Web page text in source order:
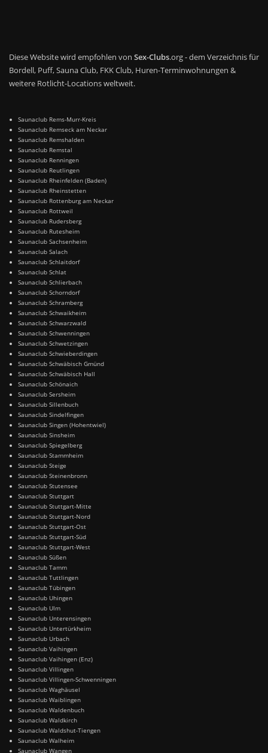
Diese Website wird empfohlen von Sex-Clubs.org - dem Verzeichnis für
Bordell, Puff, Sauna Club, FKK Club, Huren-Terminwohnungen &
weitere Rotlicht-Locations weltweit.
Saunaclub Rems-Murr-Kreis
Saunaclub Remseck am Neckar
Saunaclub Remshalden
Saunaclub Remstal
Saunaclub Renningen
Saunaclub Reutlingen
Saunaclub Rheinfelden (Baden)
Saunaclub Rheinstetten
Saunaclub Rottenburg am Neckar
Saunaclub Rottweil
Saunaclub Rudersberg
Saunaclub Rutesheim
Saunaclub Sachsenheim
Saunaclub Salach
Saunaclub Schlaitdorf
Saunaclub Schlat
Saunaclub Schlierbach
Saunaclub Schorndorf
Saunaclub Schramberg
Saunaclub Schwaikheim
Saunaclub Schwarzwald
Saunaclub Schwenningen
Saunaclub Schwetzingen
Saunaclub Schwieberdingen
Saunaclub Schwäbisch Gmünd
Saunaclub Schwäbisch Hall
Saunaclub Schönaich
Saunaclub Sersheim
Saunaclub Sillenbuch
Saunaclub Sindelfingen
Saunaclub Singen (Hohentwiel)
Saunaclub Sinsheim
Saunaclub Spiegelberg
Saunaclub Stammheim
Saunaclub Steige
Saunaclub Steinenbronn
Saunaclub Stutensee
Saunaclub Stuttgart
Saunaclub Stuttgart-Mitte
Saunaclub Stuttgart-Nord
Saunaclub Stuttgart-Ost
Saunaclub Stuttgart-Süd
Saunaclub Stuttgart-West
Saunaclub Süßen
Saunaclub Tamm
Saunaclub Tuttlingen
Saunaclub Tübingen
Saunaclub Uhingen
Saunaclub Ulm
Saunaclub Unterensingen
Saunaclub Untertürkheim
Saunaclub Urbach
Saunaclub Vaihingen
Saunaclub Vaihingen (Enz)
Saunaclub Villingen
Saunaclub Villingen-Schwenningen
Saunaclub Waghäusel
Saunaclub Waiblingen
Saunaclub Waldenbuch
Saunaclub Waldkirch
Saunaclub Waldshut-Tiengen
Saunaclub Walheim
Saunaclub Wangen